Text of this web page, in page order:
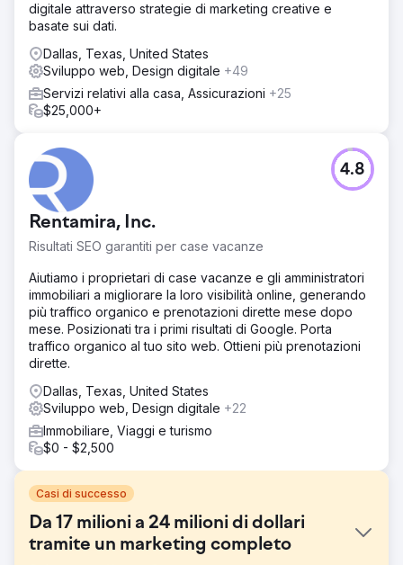
digitale attraverso strategie di marketing creative e
basate sui dati.
Dallas, Texas, United States
Sviluppo web, Design digitale +49
Servizi relativi alla casa, Assicurazioni +25
$25,000+
Rentamira, Inc.
Risultati SEO garantiti per case vacanze
4.8
Aiutiamo i proprietari di case vacanze e gli amministratori
immobiliari a migliorare la loro visibilità online, generando
più traffico organico e prenotazioni dirette mese dopo
mese. Posizionati tra i primi risultati di Google. Porta
traffico organico al tuo sito web. Ottieni più prenotazioni
dirette.
Dallas, Texas, United States
Sviluppo web, Design digitale +22
Immobiliare, Viaggi e turismo
$0 - $2,500
Casi di successo
Da 17 milioni a 24 milioni di dollari
tramite un marketing completo